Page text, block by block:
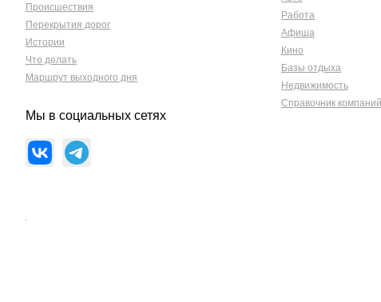
Происшествия
Перекрытия дорог
Истории
Что делать
Маршрут выходного дня
Мы в социальных сетях
Работа
Афиша
Кино
Базы отдыха
Недвижимость
Справочник компаний